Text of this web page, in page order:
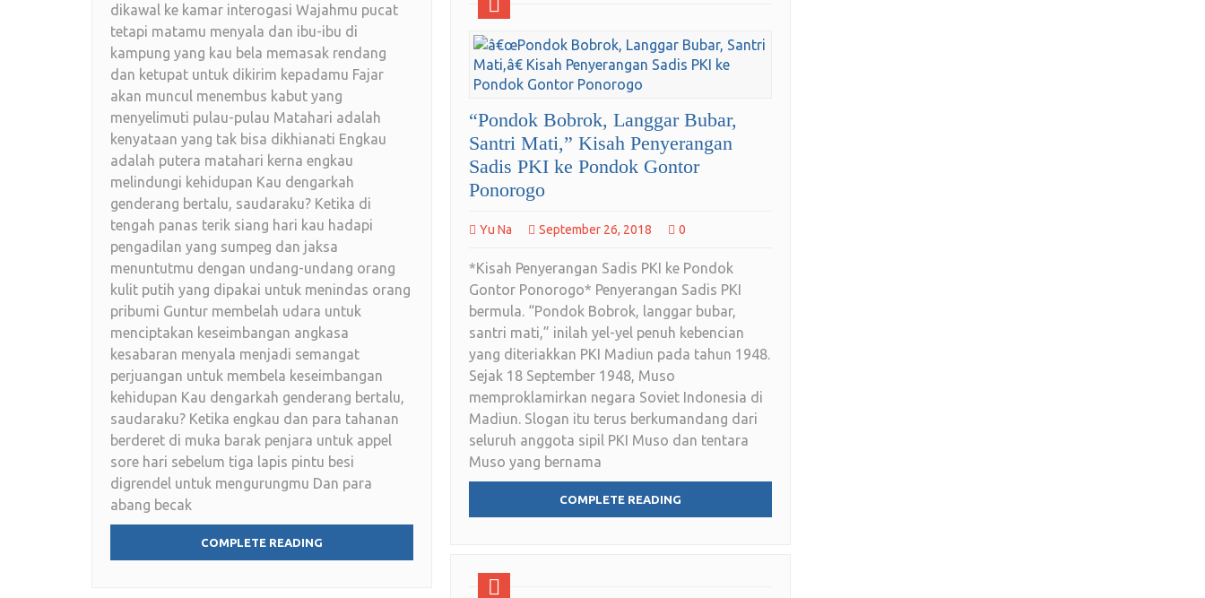
dikawal ke kamar interogasi Wajahmu pucat
tetapi matamu menyala dan ibu-ibu di
kampung yang kau bela memasak rendang
dan ketupat untuk dikirim kepadamu Fajar
akan muncul menembus kabut yang
menyelimuti pulau-pulau Matahari adalah
kenyataan yang tak bisa dikhianati Engkau
adalah putera matahari kerna engkau
melindungi kehidupan Kau dengarkah
genderang bertalu, saudaraku? Ketika di
tengah panas terik siang hari kau hadapi
pengadilan yang sumpeg dan jaksa
menuntutmu dengan undang-undang orang
kulit putih yang dipakai untuk menindas orang
pribumi Guntur membelah udara untuk
menciptakan keseimbangan angkasa
kesabaran menyala menjadi semangat
perjuangan untuk membela keseimbangan
kehidupan Kau dengarkah genderang bertalu,
saudaraku? Ketika engkau dan para tahanan
berderet di muka barak penjara untuk appel
sore hari sebelum tiga lapis pintu besi
digrendel untuk mengurungmu Dan para
abang becak
COMPLETE READING
“Pondok Bobrok, Langgar Bubar,
Santri Mati,” Kisah Penyerangan
Sadis PKI ke Pondok Gontor
Ponorogo
Yu Na September 26, 2018 0
*Kisah Penyerangan Sadis PKI ke Pondok
Gontor Ponorogo* Penyerangan Sadis PKI
bermula. “Pondok Bobrok, langgar bubar,
santri mati,” inilah yel-yel penuh kebencian
yang diteriakkan PKI Madiun pada tahun 1948.
Sejak 18 September 1948, Muso
memproklamirkan negara Soviet Indonesia di
Madiun. Slogan itu terus berkumandang dari
seluruh anggota sipil PKI Muso dan tentara
Muso yang bernama
COMPLETE READING